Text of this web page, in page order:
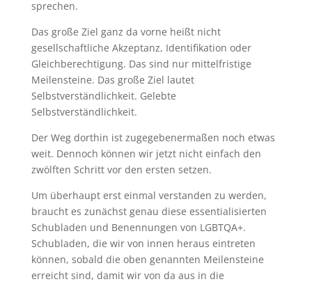
sprechen.
Das große Ziel ganz da vorne heißt nicht
gesellschaftliche Akzeptanz, Identifikation oder
Gleichberechtigung. Das sind nur mittelfristige
Meilensteine. Das große Ziel lautet
Selbstverständlichkeit. Gelebte
Selbstverständlichkeit.
Der Weg dorthin ist zugegebenermaßen noch etwas
weit. Dennoch können wir jetzt nicht einfach den
zwölften Schritt vor den ersten setzen.
Um überhaupt erst einmal verstanden zu werden,
braucht es zunächst genau diese essentialisierten
Schubladen und Benennungen von LGBTQA+.
Schubladen, die wir von innen heraus eintreten
können, sobald die oben genannten Meilensteine
erreicht sind, damit wir von da aus in die